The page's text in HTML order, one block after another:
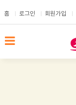
홈 로그인 회원가입